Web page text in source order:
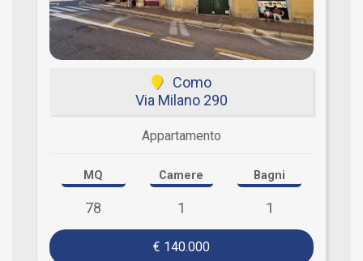
Como
Via Milano 290
Appartamento
MQ
78
Camere
1
Bagni
1
€ 140.000